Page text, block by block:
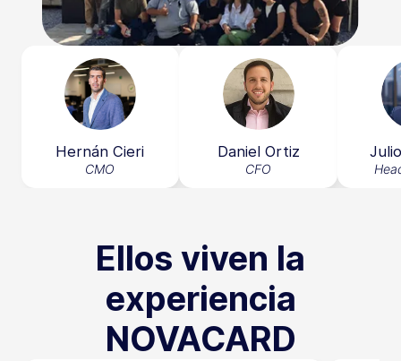
Hernán Cieri
CMO
Daniel Ortiz
CFO
Ellos viven la
experiencia
NOVACARD